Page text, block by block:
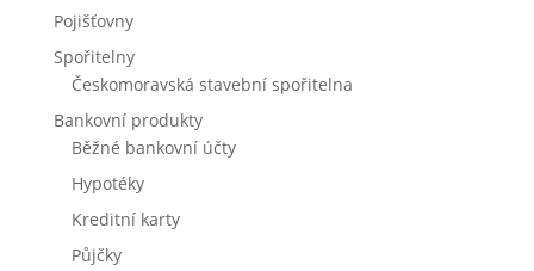
Pojišťovny
Spořitelny
Českomoravská stavební spořitelna
Bankovní produkty
Běžné bankovní účty
Hypotéky
Kreditní karty
Půjčky